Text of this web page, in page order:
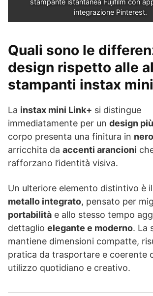
integrazione Pinterest.
Quali sono le
design rispetto alle
stampanti instax
La instax mini Link+ si distingue
immediatamente per un design
corpo presenta una finitura in
arricchita da accenti arancioni
rafforzano l’identità visiva.
Un ulteriore elemento distintivo è il
metallo integrato, pensato per
portabilità e allo stesso tempo
dettaglio elegante e moderno. La
mantiene dimensioni compatte,
pratica da trasportare e coerente
utilizzo quotidiano e creativo.